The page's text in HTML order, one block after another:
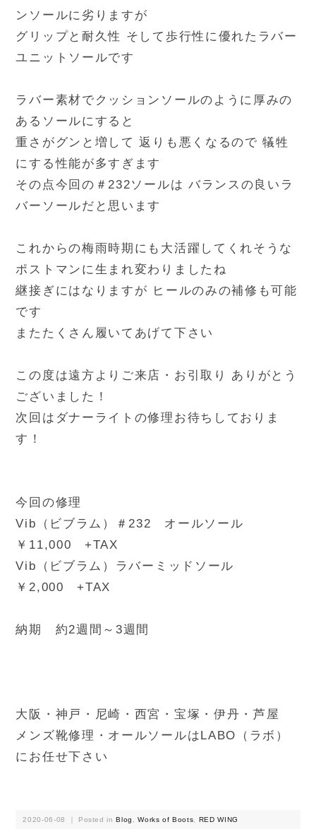
ンソールに劣りますが
グリップと耐久性 そして歩行性に優れたラバー
ユニットソールです
ラバー素材でクッションソールのように厚みの
あるソールにすると
重さがグンと増して 返りも悪くなるので 犠牲
にする性能が多すぎます
その点今回の＃232ソールは バランスの良いラ
バーソールだと思います
これからの梅雨時期にも大活躍してくれそうな
ポストマンに生まれ変わりましたね
継接ぎにはなりますが ヒールのみの補修も可能
です
またたくさん履いてあげて下さい
この度は遠方よりご来店・お引取り ありがとう
ございました！
次回はダナーライトの修理お待ちしておりま
す！
今回の修理
Vib（ビブラム）＃232 オールソール
￥11,000 +TAX
Vib（ビブラム）ラバーミッドソール
￥2,000 +TAX
納期 約2週間～3週間
大阪・神戸・尼崎・西宮・宝塚・伊丹・芦屋
メンズ靴修理・オールソールはLABO（ラボ）
にお任せ下さい
2020-06-08 ｜ Posted inBlog ,Works of Boots RED WING